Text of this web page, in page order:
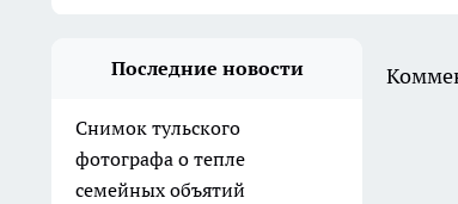
Последние новости
Снимок тульского
фотографа о тепле
семейных объятий